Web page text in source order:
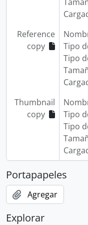
Reference
copy
Tipo
Tipo
Thumbnail
copy
Tipo
Tipo
Portapapeles
Agregar
Explorar